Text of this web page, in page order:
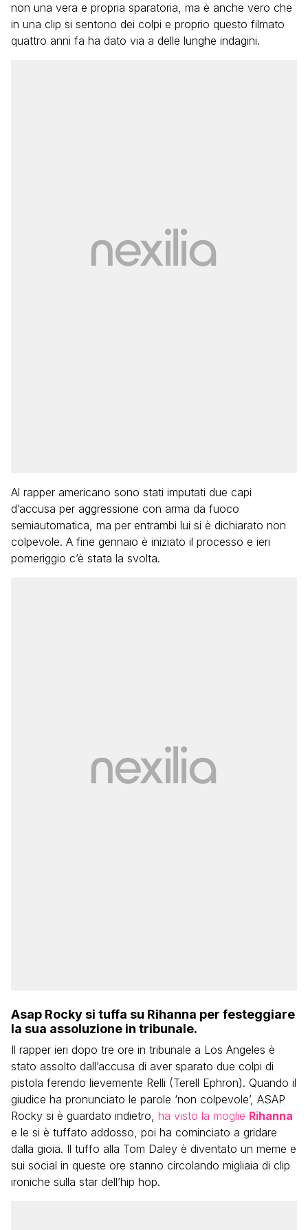
non una vera e propria sparatoria, ma è anche vero che
in una clip si sentono dei colpi e proprio questo filmato
quattro anni fa ha dato via a delle lunghe indagini.
Al rapper americano sono stati imputati due capi
d’accusa per aggressione con arma da fuoco
semiautomatica, ma per entrambi lui si è dichiarato non
colpevole. A fine gennaio è iniziato il processo e ieri
pomeriggio c’è stata la svolta.
Asap Rocky si tuffa su Rihanna per festeggiare
la sua assoluzione in tribunale.
Il rapper ieri dopo tre ore in tribunale a Los Angeles è
stato assolto dall’accusa di aver sparato due colpi di
pistola ferendo lievemente Relli (Terell Ephron). Quando il
giudice ha pronunciato le parole ‘non colpevole’, ASAP
Rocky si è guardato indietro, ha visto la moglie Rihanna
e le si è tuffato addosso, poi ha cominciato a gridare
dalla gioia. Il tuffo alla Tom Daley è diventato un meme e
sui social in queste ore stanno circolando migliaia di clip
ironiche sulla star dell’hip hop.